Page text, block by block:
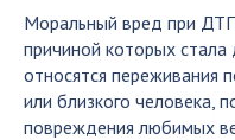
Моральный вред при
причиной которых
относятся переживания
или близкого человека,
повреждения любимых